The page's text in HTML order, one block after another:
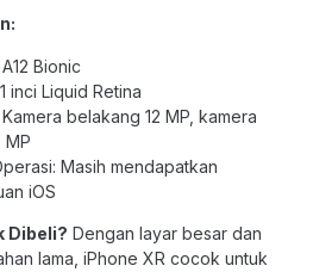
Bionic
inci Liquid Retina
belakang 12 MP, kamera
Masih mendapatkan
iOS
Dibeli? Dengan layar besar dan
lama, iPhone XR cocok untuk